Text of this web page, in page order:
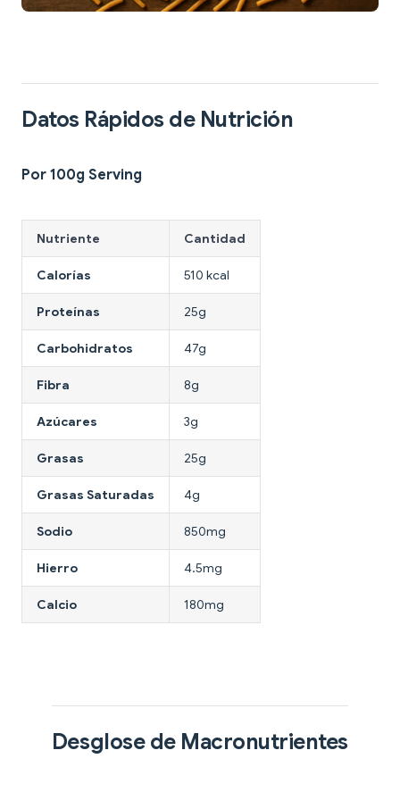
Datos Rápidos de Nutrición
Por 100g Serving
Nutriente Cantidad
Calorías 510 kcal
Proteínas 25g
Carbohidratos 47g
Fibra 8g
Azúcares 3g
Grasas 25g
Grasas Saturadas 4g
Sodio 850mg
Hierro 4.5mg
Calcio 180mg
Desglose de Macronutrientes